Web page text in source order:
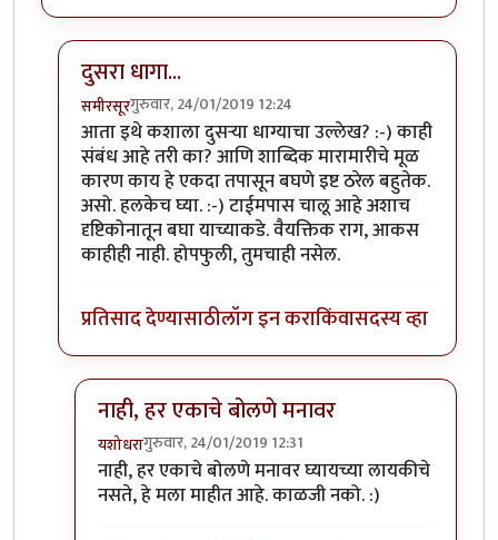
दुसरा धागा...
समीरसूरगुरुवार, 24/01/2019 12:24
In reply toमस्त. दुसऱ्या धाग्यावरील (byयशोधरा
आता इथे कशाला दुसर्‍या धाग्याचा उल्लेख? :-) काही
संबंध आहे तरी का? आणि शाब्दिक मारामारीचे मूळ
कारण काय हे एकदा तपासून बघणे इष्ट ठरेल बहुतेक.
असो. हलकेच घ्या. :-) टाईमपास चालू आहे अशाच
दृष्टिकोनातून बघा याच्याकडे. वैयक्तिक राग, आकस
काहीही नाही. होपफुली, तुमचाही नसेल.
प्रतिसाद देण्यासाठीलॉग इन कराकिंवासदस्य व्हा
नाही, हर एकाचे बोलणे मनावर
यशोधरागुरुवार, 24/01/2019 12:31
In reply toदुसरा धागा...byसमीरसूर
नाही, हर एकाचे बोलणे मनावर घ्यायच्या लायकीचे
नसते, हे मला माहीत आहे. काळजी नको. :)